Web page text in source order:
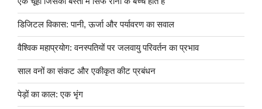
डिजिटल विकास: पानी, ऊर्जा और पर्यावरण का सवाल
वैश्विक महाप्रयोग: वनस्पतियों पर जलवायु परिवर्तन का प्रभाव
साल वनों का संकट और एकीकृत कीट प्रबंधन
पेड़ों का काल: एक भृंग